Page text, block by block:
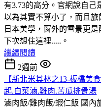
有3.73的高分。官網說自己
以為其實不算小了，而且
日本美學，窗外的雪景更
下次想住這裡.....。
繼續閱讀
2週前
【新北米其林之13-板橋美
起.白菜滷.雞肉.苦瓜排骨湯
滷肉飯/雞肉飯/蝦仁飯 國內